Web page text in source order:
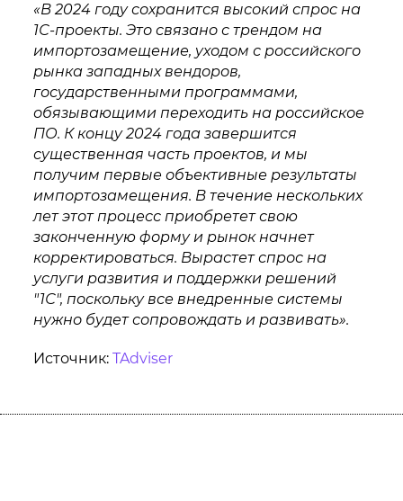
«В 2024 году сохранится высокий спрос на
1С-проекты. Это связано с трендом на
импортозамещение, уходом с российского
рынка западных вендоров,
государственными программами,
обязывающими переходить на российское
ПО. К концу 2024 года завершится
существенная часть проектов, и мы
получим первые объективные результаты
импортозамещения. В течение нескольких
лет этот процесс приобретет свою
законченную форму и рынок начнет
корректироваться. Вырастет спрос на
услуги развития и поддержки решений
″1С″, поскольку все внедренные системы
нужно будет сопровождать и развивать».
Источник:TAdviser